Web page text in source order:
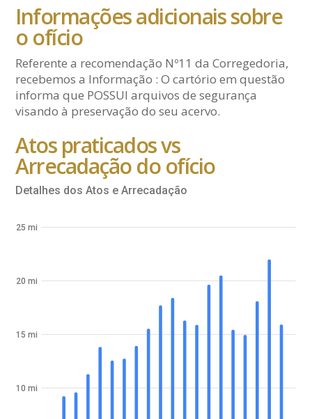
Informações adicionais sobre
o ofício
Referente a recomendação Nº11 da Corregedoria,
recebemos a Informação : O cartório em questão
informa que POSSUI arquivos de segurança
visando à preservação do seu acervo.
Atos praticados vs
Arrecadação do ofício
Detalhes dos Atos e Arrecadação
10 mi
15 mi
20 mi
25 mi